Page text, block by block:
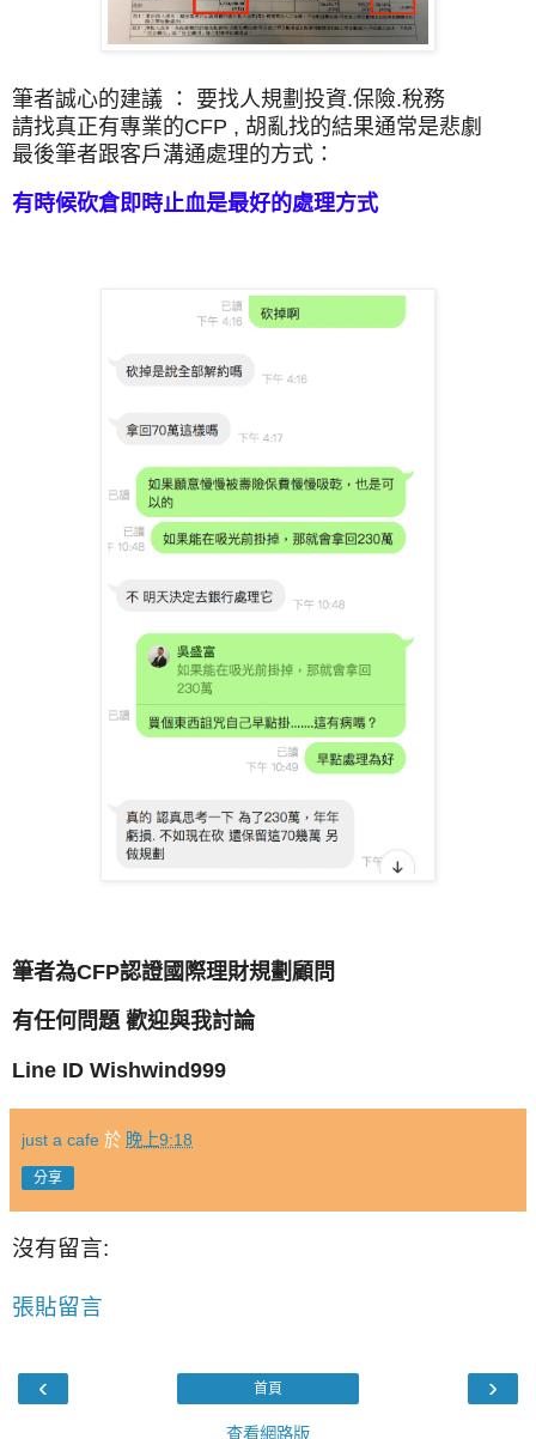
筆者誠心的建議 ： 要找人規劃投資.保險.稅務
請找真正有專業的CFP , 胡亂找的結果通常是悲劇
最後筆者跟客戶溝通處理的方式：
有時候砍倉即時止血是最好的處理方式
筆者為CFP認證國際理財規劃顧問
有任何問題 歡迎與我討論
Line ID Wishwind999
just a cafe 於 晚上9:18
分享
沒有留言:
張貼留言
‹ ›
首頁
查看網路版